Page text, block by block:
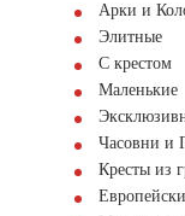
Арки и
Элитные
С крестом
Маленькие
Часовни и
Кресты из